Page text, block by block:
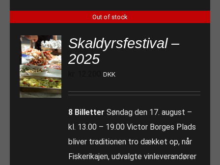
Out of stock
Skaldyrsfestival –
2025
DKK
8 Billetter Søndag den 17. august –
kl. 13.00 – 19.00 Victor Borges Plads
bliver traditionen tro dækket op, når
Fiskerikajen, udvalgte vinleverandører